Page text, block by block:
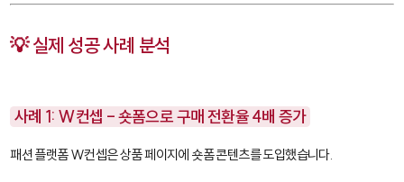
💡 실제 성공 사례 분석
사례 1: W컨셉 - 숏폼으로 구매 전환율 4배 증가
패션 플랫폼 W컨셉은 상품 페이지에 숏폼 콘텐츠를 도입했습니다.